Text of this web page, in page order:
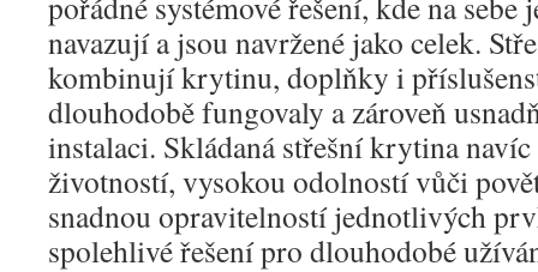
navazují a jsou navržené jako celek.
kombinují krytinu, doplňky i
dlouhodobě fungovaly a zároveň
instalaci. Skládaná střešní krytina
životností, vysokou odolností vůči
snadnou opravitelností jednotlivých
spolehlivé řešení pro dlouhodobé